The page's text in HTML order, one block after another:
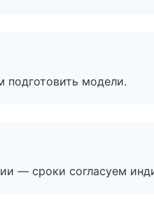
подготовить модели.
— сроки согласуем